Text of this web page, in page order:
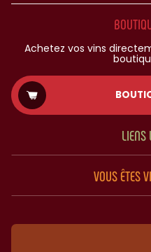
Achetez vos vins
LIENS
VOUS ÊTES